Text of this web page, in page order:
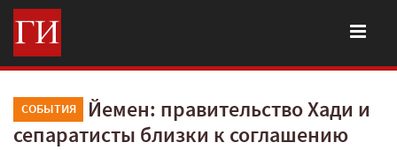
СОБЫТИЯ
Йемен: правительство Хади и
сепаратисты близки к соглашению